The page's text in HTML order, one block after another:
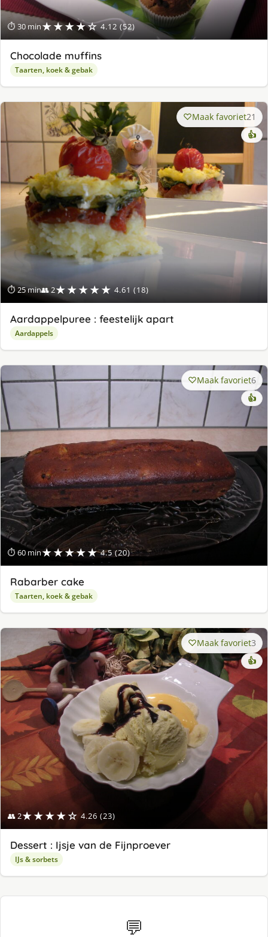
⏱ 30 min★★★★☆ 4.12 (52)
Chocolade muffins
Taarten, koek & gebak
⏱ 25 min👥 2★★★★★ 4.61 (18)
Maak favoriet21
👍
Aardappelpuree : feestelijk apart
Aardappels
⏱ 60 min★★★★★ 4.5 (20)
Maak favoriet6
👍
Rabarber cake
Taarten, koek & gebak
👥 2★★★★☆ 4.26 (23)
Maak favoriet3
👍
Dessert : Ijsje van de Fijnproever
IJs & sorbets
💬